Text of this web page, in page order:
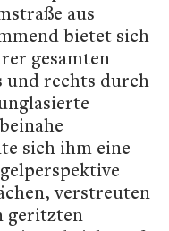
aus
bietet sich
gesamten
und rechts durch
sich ihm eine
verstreuten
geritzten